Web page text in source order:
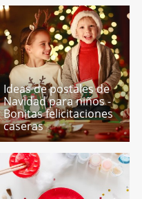
Ideas de postales de
Navidad para niños -
Bonitas felicitaciones
caseras